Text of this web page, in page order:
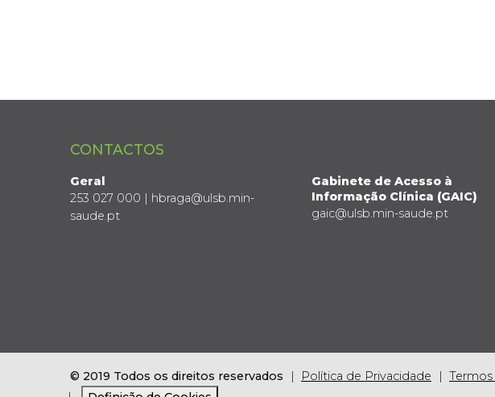
CONTACTOS
Geral
253 027 000 | hbraga@ulsb.min-
saude.pt
Gabinete de Acesso à
Informação Clínica (GAIC)
gaic@ulsb.min-saude.pt
© 2019 Todos os direitos reservados Política de Privacidade